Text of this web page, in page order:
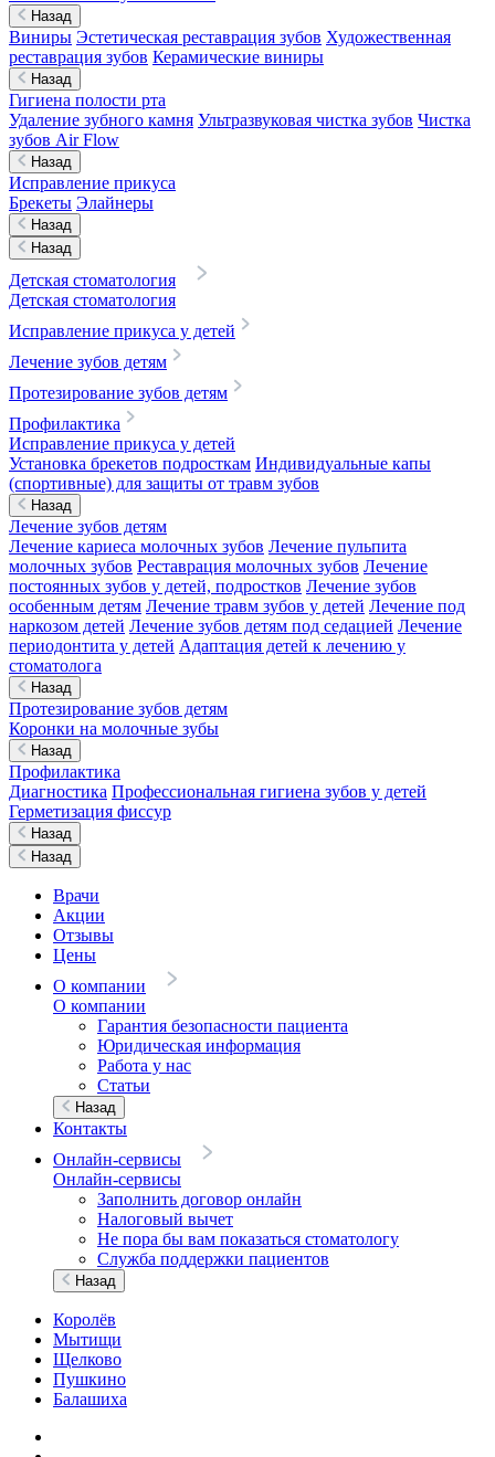
Назад
Виниры Эстетическая реставрация зубов Художественная
реставрация зубов Керамические виниры
Назад
Гигиена полости рта
Удаление зубного камня Ультразвуковая чистка зубов Чистка
зубов Air Flow
Назад
Исправление прикуса
Брекеты Элайнеры
Назад
Назад
Детская стоматология
Детская стоматология
Исправление прикуса у детей
Лечение зубов детям
Протезирование зубов детям
Профилактика
Исправление прикуса у детей
Установка брекетов подросткам Индивидуальные капы
(спортивные) для защиты от травм зубов
Назад
Лечение зубов детям
Лечение кариеса молочных зубов Лечение пульпита
молочных зубов Реставрация молочных зубов Лечение
постоянных зубов у детей, подростков Лечение зубов
особенным детям Лечение травм зубов у детей Лечение под
наркозом детей Лечение зубов детям под седацией Лечение
периодонтита у детей Адаптация детей к лечению у
стоматолога
Назад
Протезирование зубов детям
Коронки на молочные зубы
Назад
Профилактика
Диагностика Профессиональная гигиена зубов у детей
Герметизация фиссур
Назад
Назад
Врачи
Акции
Отзывы
Цены
О компании
О компании
Гарантия безопасности пациента
Юридическая информация
Работа у нас
Статьи
Назад
Контакты
Онлайн-сервисы
Онлайн-сервисы
Заполнить договор онлайн
Налоговый вычет
Не пора бы вам показаться стоматологу
Служба поддержки пациентов
Назад
Королёв
Мытищи
Щелково
Пушкино
Балашиха